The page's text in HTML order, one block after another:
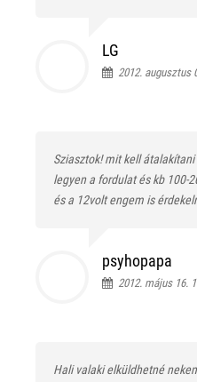
LG
2012. augusztus
Sziasztok! mit kell
legyen a fordulat és kb 100-
és a 12volt engem is
psyhopapa
2012. május 16.
Hali valaki elküldhetné